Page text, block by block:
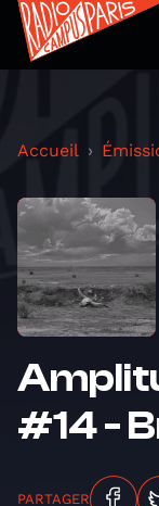
Accueil
#14 -
PARTAGER